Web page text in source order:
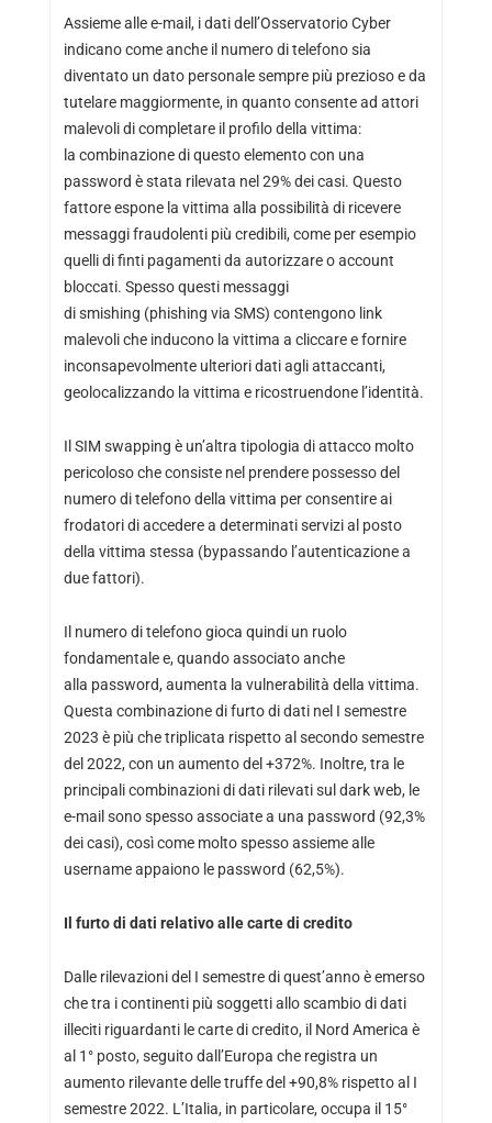
Assieme alle e-mail, i dati dell’Osservatorio Cyber
indicano come anche il numero di telefono sia
diventato un dato personale sempre più prezioso e da
tutelare maggiormente, in quanto consente ad attori
malevoli di completare il profilo della vittima:
la combinazione di questo elemento con una
password è stata rilevata nel 29% dei casi. Questo
fattore espone la vittima alla possibilità di ricevere
messaggi fraudolenti più credibili, come per esempio
quelli di finti pagamenti da autorizzare o account
bloccati. Spesso questi messaggi
di smishing (phishing via SMS) contengono link
malevoli che inducono la vittima a cliccare e fornire
inconsapevolmente ulteriori dati agli attaccanti,
geolocalizzando la vittima e ricostruendone l’identità.
Il SIM swapping è un’altra tipologia di attacco molto
pericoloso che consiste nel prendere possesso del
numero di telefono della vittima per consentire ai
frodatori di accedere a determinati servizi al posto
della vittima stessa (bypassando l’autenticazione a
due fattori).
Il numero di telefono gioca quindi un ruolo
fondamentale e, quando associato anche
alla password, aumenta la vulnerabilità della vittima.
Questa combinazione di furto di dati nel I semestre
2023 è più che triplicata rispetto al secondo semestre
del 2022, con un aumento del +372%. Inoltre, tra le
principali combinazioni di dati rilevati sul dark web, le
e-mail sono spesso associate a una password (92,3%
dei casi), così come molto spesso assieme alle
username appaiono le password (62,5%).
Il furto di dati relativo alle carte di credito
Dalle rilevazioni del I semestre di quest’anno è emerso
che tra i continenti più soggetti allo scambio di dati
illeciti riguardanti le carte di credito, il Nord America è
al 1° posto, seguito dall’Europa che registra un
aumento rilevante delle truffe del +90,8% rispetto al I
semestre 2022. L’Italia, in particolare, occupa il 15°